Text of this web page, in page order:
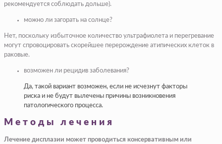
рекомендуется соблюдать дольше).
можно ли загорать на солнце?
Нет, поскольку избыточное количество ультрафиолета и перегревание
могут спровоцировать скорейшее перерождение атипических клеток в
раковые.
возможен ли рецидив заболевания?
Да, такой вариант возможен, если не исчезнут факторы
риска и не будут вылечены причины возникновения
патологического процесса.
Методы лечения
Лечение дисплазии может проводиться консервативным или